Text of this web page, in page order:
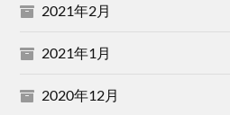
2021年2月
2021年1月
2020年12月